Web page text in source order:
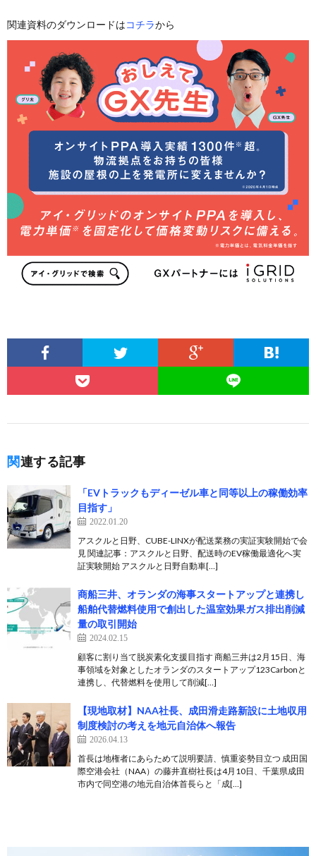
関連資料のダウンロードはコチラから
関連する記事
「EVトラックもディーゼル車と同等以上の稼働効率
目指す」
2022.01.20
アスクルと日野、CUBE-LINXが配送業務の実証実験開始で会
見 関連記事：アスクルと日野、配送時のEV稼働最適化へ実
証実験開始 アスクルと日野自動車[…]
商船三井、オランダの海事スタートアップと連携し
船舶代替燃料使用で創出した温室効果ガス排出削減
量の取引開始
2024.02.15
顧客に割り当て脱炭素化支援目指す 商船三井は2月15日、海
事領域を対象としたオランダのスタートアップ123Carbonと
連携し、代替燃料を使用して削減[…]
【現地取材】NAA社長、成田滑走路新設に土地収用
制度検討の考えを地元自治体へ報告
2026.04.13
首長は地権者にあらためて説明要請、慎重姿勢目立つ 成田国
際空港会社（NAA）の藤井直樹社長は4月10日、千葉県成田
市内で同空港の地元自治体首長らと「成[…]